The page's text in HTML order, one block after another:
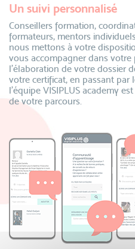
Un suivi personnalisé
Conseillers formation,
formateurs, mentors
nous mettons à votre
vous accompagner dans
l’élaboration de votre dossier
votre certificat, en passant par
l’équipe VISIPLUS academy
de votre parcours.